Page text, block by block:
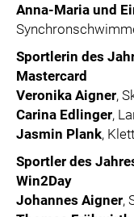
Anna-Maria und
Sportlerin des
Mastercard
Veronika Aigner,
Carina Edlinger,
Jasmin Plank,
Sportler des
Win2Day
Johannes Aigner,